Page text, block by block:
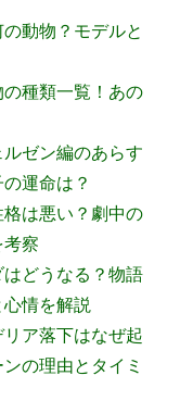
動物？モデルと
種類一覧！あの
ゼン編のあらす
運命は？
格は悪い？劇中の
察
はどうなる？物語
情を解説
リア落下はなぜ起
の理由とタイミ